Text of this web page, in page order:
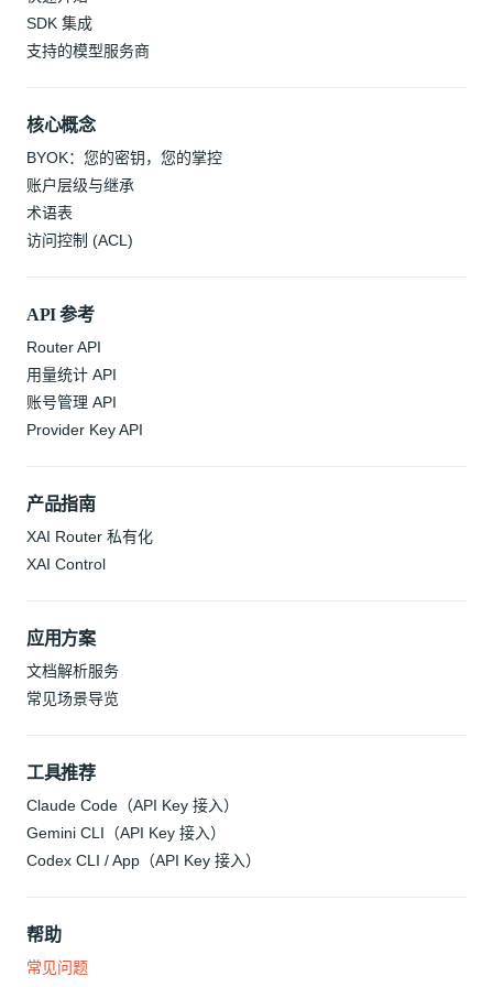
SDK 集成
支持的模型服务商
核心概念
BYOK：您的密钥，您的掌控
账户层级与继承
术语表
访问控制 (ACL)
API 参考
Router API
用量统计 API
账号管理 API
Provider Key API
产品指南
XAI Router 私有化
XAI Control
应用方案
文档解析服务
常见场景导览
工具推荐
Claude Code（API Key 接入）
Gemini CLI（API Key 接入）
Codex CLI / App（API Key 接入）
帮助
常见问题